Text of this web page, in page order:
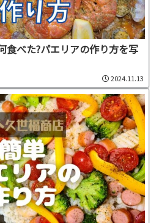
食べた?パエリアの作り方を写
2024.11.13